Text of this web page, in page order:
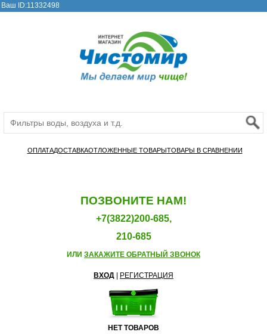
Ваш ID:11332498
ОПЛАТАДОСТАВКАОТЛОЖЕННЫЕ ТОВАРЫТОВАРЫ В СРАВНЕНИИ
ПОЗВОНИТЕ НАМ!
+7(3822)200-685,
210-685
ИЛИ ЗАКАЖИТЕ ОБРАТНЫЙ ЗВОНОК
ВХОД РЕГИСТРАЦИЯ
НЕТ ТОВАРОВ